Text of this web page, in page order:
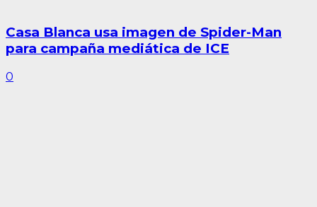
Casa Blanca usa imagen de Spider-Man
para campaña mediática de ICE
0